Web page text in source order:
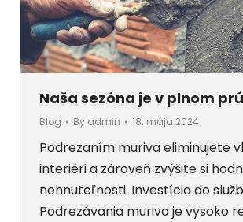
Naša sezóna je v plnom
Blog By admin 18. mája 2024
Podrezaním muriva eliminujete
interiéri a zároveň zvýšite si
nehnuteľnosti. Investícia do
Podrezávania muriva je vysoko